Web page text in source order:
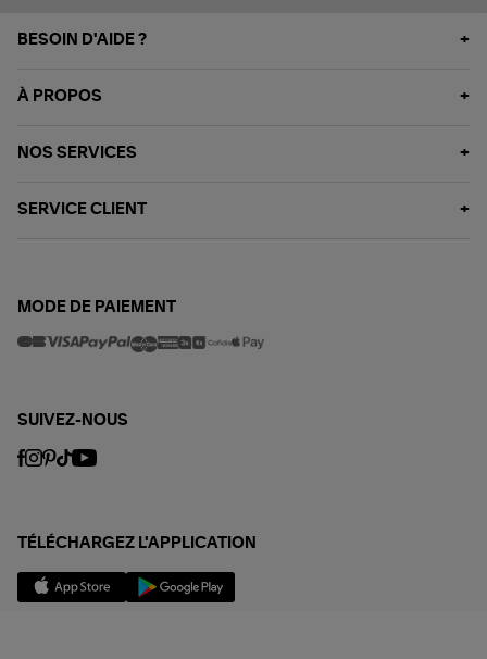
BESOIN D'AIDE ?
À PROPOS
NOS SERVICES
SERVICE CLIENT
MODE DE PAIEMENT
SUIVEZ-NOUS
TÉLÉCHARGEZ L'APPLICATION